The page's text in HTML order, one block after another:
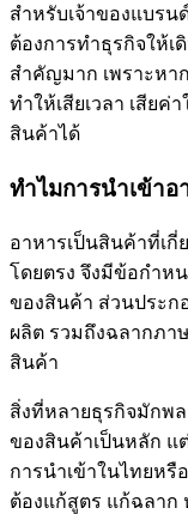
สำหรับเจ้าของแบรน
ต้องการทำธุรกิจให้เ
สำคัญมาก เพราะห
ทำให้เสียเวลา เสียค่
สินค้าได้
ทำไมการนำเข้า
อาหารเป็นสินค้าที่เ
โดยตรง จึงมีข้อกำห
ของสินค้า ส่วนประก
ผลิต รวมถึงฉลากภา
สินค้า
สิ่งที่หลายธุรกิจมักพ
ของสินค้าเป็นหลัก แ
การนำเข้าในไทยหรื
ต้องแก้สูตร แก้ฉลาก